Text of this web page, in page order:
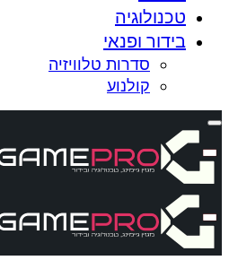
טכנולוגיה
בידור ופנאי
סדרות טלוויזיה
קולנוע